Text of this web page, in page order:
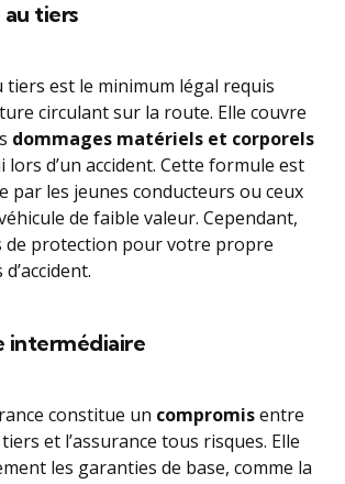
au tiers
tiers est le minimum légal requis
circulant sur la route. Elle couvre
dommages matériels et corporels
lors d’un accident. Cette formule est
par les jeunes conducteurs ou ceux
de faible valeur. Cependant,
de protection pour votre propre
intermédiaire
constitue un compromisentre
et l’assurance tous risques. Elle
les garanties de base, comme la